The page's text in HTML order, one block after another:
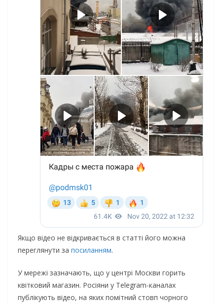
Якщо відео не відкривається в статті його можна
переглянути за посиланням.
У мережі зазначають, що у центрі Москви горить
квітковий магазин. Росіяни у Telegram-каналах
публікують відео, на яких помітний стовп чорного